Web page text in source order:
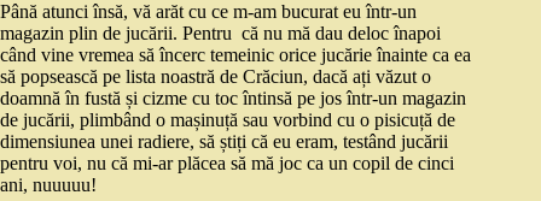
Până atunci însă, vă arăt cu ce m-am bucurat eu într-un
magazin plin de jucării. Pentru că nu mă dau deloc înapoi
când vine vremea să încerc temeinic orice jucărie înainte ca ea
să popsească pe lista noastră de Crăciun, dacă ați văzut o
doamnă în fustă și cizme cu toc întinsă pe jos într-un magazin
de jucării, plimbând o mașinuță sau vorbind cu o pisicuță de
dimensiunea unei radiere, să știți că eu eram, testând jucării
pentru voi, nu că mi-ar plăcea să mă joc ca un copil de cinci
ani, nuuuuu!